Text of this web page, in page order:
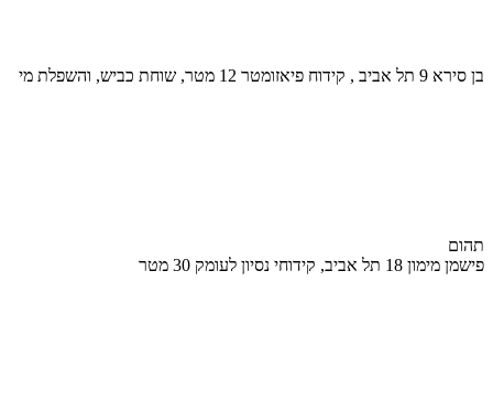
בן סירא 9 תל אביב , קידוח פיאזומטר 12 מטר, שוחת כביש, והשפלת מי
תהום
פישמן מימון 18 תל אביב, קידוחי נסיון לעומק 30 מטר